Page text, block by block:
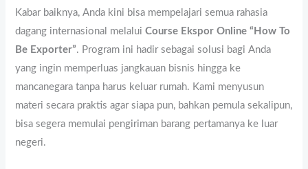
Kabar baiknya, Anda kini bisa mempelajari semua rahasia
dagang internasional melaluiCourse Ekspor Online “How To
Be Exporter”. Program ini hadir sebagai solusi bagi Anda
yang ingin memperluas jangkauan bisnis hingga ke
mancanegara tanpa harus keluar rumah. Kami menyusun
materi secara praktis agar siapa pun, bahkan pemula sekalipun,
bisa segera memulai pengiriman barang pertamanya ke luar
negeri.